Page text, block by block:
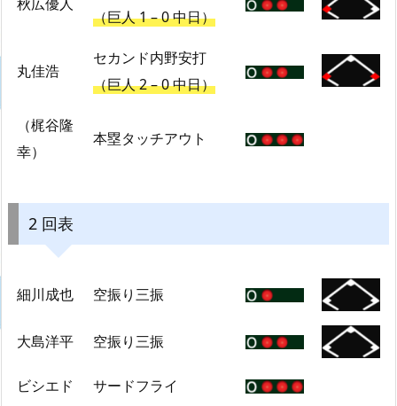
（巨人 1 – 0 中日）
丸佳浩
セカンド内野安打
（巨人 2 – 0 中日）
（梶谷隆
幸）
本塁タッチアウト
2 回表
細川成也 空振り三振
大島洋平 空振り三振
ビシエド サードフライ